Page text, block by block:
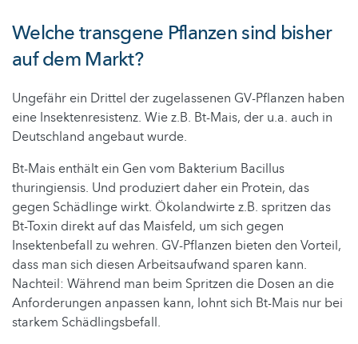
Welche transgene Pflanzen sind bisher
auf dem Markt?
Ungefähr ein Drittel der zugelassenen GV-Pflanzen haben
eine Insektenresistenz. Wie z.B. Bt-Mais, der u.a. auch in
Deutschland angebaut wurde.
Bt-Mais enthält ein Gen vom Bakterium Bacillus
thuringiensis. Und produziert daher ein Protein, das
gegen Schädlinge wirkt. Ökolandwirte z.B. spritzen das
Bt-Toxin direkt auf das Maisfeld, um sich gegen
Insektenbefall zu wehren. GV-Pflanzen bieten den Vorteil,
dass man sich diesen Arbeitsaufwand sparen kann.
Nachteil: Während man beim Spritzen die Dosen an die
Anforderungen anpassen kann, lohnt sich Bt-Mais nur bei
starkem Schädlingsbefall.